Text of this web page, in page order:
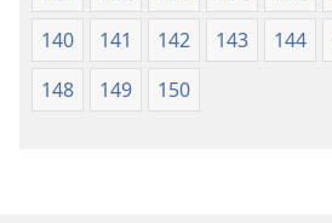
140
141 142 143 144
148
149 150